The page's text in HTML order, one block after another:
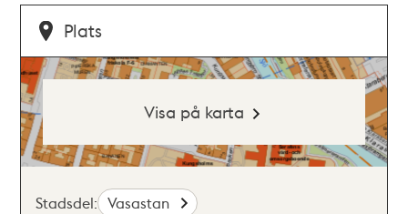
Plats
Visa på karta
Stadsdel: Vasastan